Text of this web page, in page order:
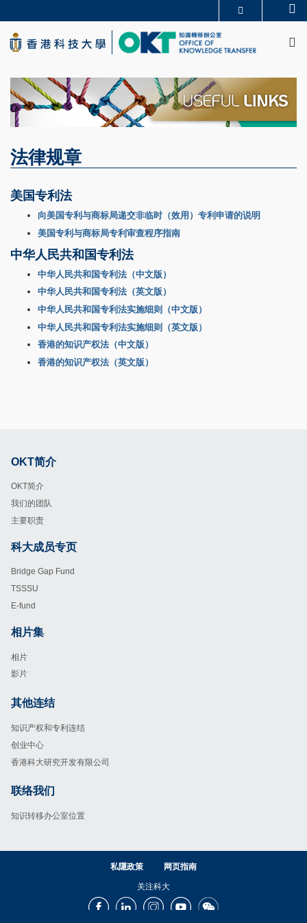
to
main
content
学术部门索引
生活@科大
图书馆
教授简录
认识科大
法律规章
美国专利法
向美国专利与商标局递交非临时（效用）专利申请的说明
美国专利与商标局专利审查程序指南
中华人民共和国专利法
中华人民共和国专利法（中文版）
中华人民共和国专利法（英文版）
中华人民共和国专利法实施细则（中文版）
中华人民共和国专利法实施细则（英文版）
香港的知识产权法（中文版）
香港的知识产权法（英文版）
Footer
OKT简介
OKT简介
我们的团队
主要职责
Footer
科大成员专页
Bridge Gap Fund
TSSSU
E-fund
相片集
相片
影片
Footer
其他连结
知识产权和专利连结
创业中心
香港科大研究开发有限公司
Footer
联络我们
知识转移办公室位置
私隱政策 网页指南
关注科大
FacebookLinkedInInstagramYoutubeWechat